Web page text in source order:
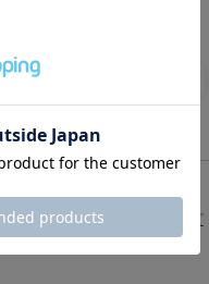
プデシン生地 インポート(輸
ィシャドウ)【イエロー地】
クしています！
バティプリント シルククレー
ト(輸入)Kensington Crepe de
＞(ベッツィシャドウ)【ピ
2022AW THE HOUSE OF